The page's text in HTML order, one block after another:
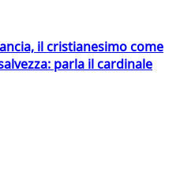
il cristianesimo come
parla il cardinale